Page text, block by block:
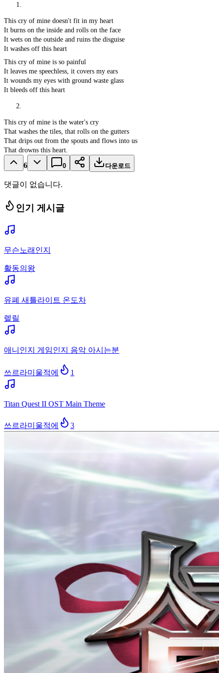
This cry of mine doesn't fit in my heart
It burns on the inside and rolls on the face
It wets on the outside and ruins the disguise
It washes off this heart
This cry of mine is so painful
It leaves me speechless, it covers my ears
It wounds my eyes with ground waste glass
It bleeds off this heart
This cry of mine is the water's cry
That washes the tiles, that rolls on the gutters
That drips out from the spouts and flows into us
That drowns this heart.
6 0 다운로드
댓글이 없습니다.
인기 게시글
무슨노래인지
활동의왕
유폐 새틀라이트 온도차
렡릴
애니인지 게임인지 음악 아시는분
쓰르라미울적에 1
Titan Quest II OST Main Theme
쓰르라미울적에 3